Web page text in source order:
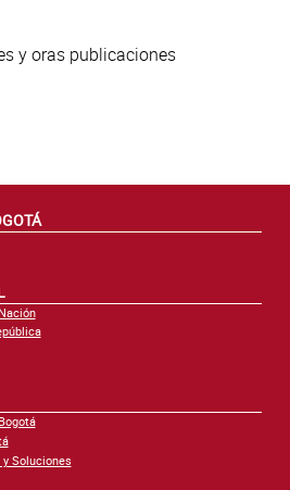
y oras publicaciones
Soluciones